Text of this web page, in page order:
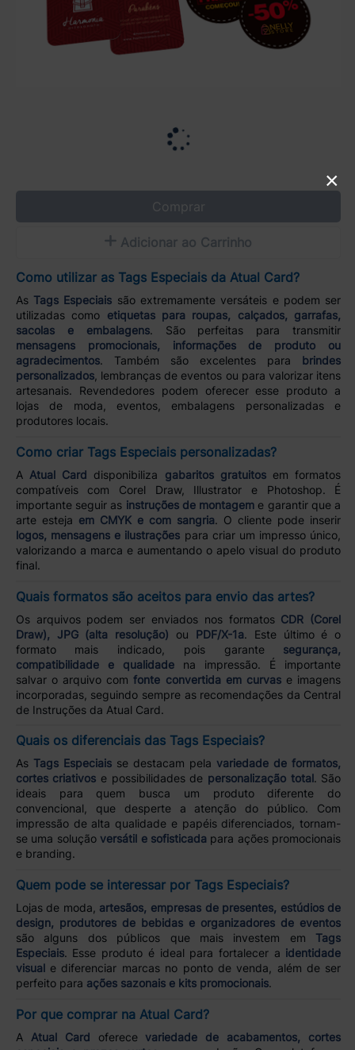
Comprar
Adicionar ao Carrinho
Como utilizar as Tags Especiais da Atual Card?
As Tags Especiais são extremamente versáteis e podem ser
utilizadas como etiquetas para roupas, calçados, garrafas,
sacolas e embalagens. São perfeitas para transmitir
mensagens promocionais, informações de produto ou
agradecimentos. Também são excelentes para brindes
personalizados, lembranças de eventos ou para valorizar itens
artesanais. Revendedores podem oferecer esse produto a
lojas de moda, eventos, embalagens personalizadas e
produtores locais.
Como criar Tags Especiais personalizadas?
A Atual Card disponibiliza gabaritos gratuitosem formatos
compatíveis com Corel Draw, Illustrator e Photoshop. É
importante seguir as instruções de montagem e garantir que a
arte esteja em CMYK e com sangria. O cliente pode inserir
logos, mensagens e ilustrações para criar um impresso único,
valorizando a marca e aumentando o apelo visual do produto
final.
Quais formatos são aceitos para envio das artes?
Os arquivos podem ser enviados nos formatos CDR (Corel
Draw), JPG (alta resolução) ou PDF/X-1a. Este último é o
formato mais indicado, pois garante segurança,
compatibilidade e qualidadena impressão. É importante
salvar o arquivo comfonte convertida em curvase imagens
incorporadas, seguindo sempre as recomendações da Central
de Instruções da Atual Card.
Quais os diferenciais das Tags Especiais?
As Tags Especiaisse destacam pelavariedade de formatos,
cortes criativos e possibilidades de personalização total. São
ideais para quem busca um produto diferente do
convencional, que desperte a atenção do público. Com
impressão de alta qualidade e papéis diferenciados, tornam-
se uma soluçãoversátil e sofisticadapara ações promocionais
e branding.
Quem pode se interessar por Tags Especiais?
Lojas de moda, artesãos, empresas de presentes, estúdios de
design, produtores de bebidas e organizadores de eventos
são alguns dos públicos que mais investem em Tags
Especiais. Esse produto é ideal para fortalecer a identidade
visuale diferenciar marcas no ponto de venda, além de ser
perfeito para ações sazonais e kits promocionais.
Por que comprar na Atual Card?
A Atual Card oferecevariedade de acabamentos, cortes
×